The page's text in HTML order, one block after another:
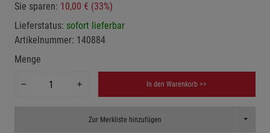
Sie sparen: 10,00 € (33%)
Lieferstatus: sofort lieferbar
Artikelnummer: 140884
Menge
In den Warenkorb >>
Zur Merkliste hinzufügen Toggle